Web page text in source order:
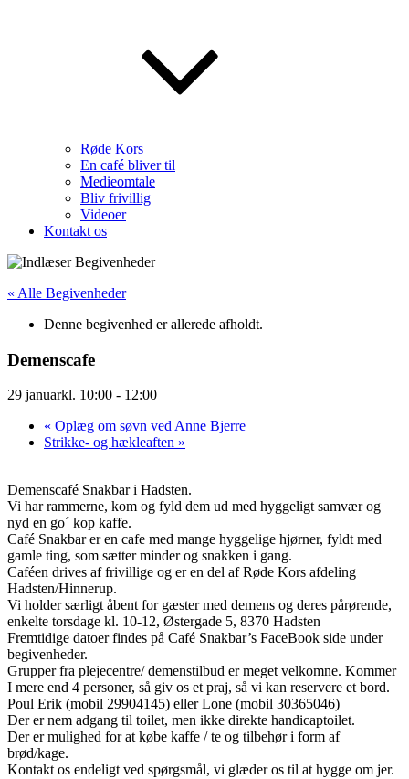
Røde Kors
En café bliver til
Medieomtale
Bliv frivillig
Videoer
Kontakt os
« Alle Begivenheder
Denne begivenhed er allerede afholdt.
Demenscafe
29 januarkl. 10:00 - 12:00
« Oplæg om søvn ved Anne Bjerre
Strikke- og hækleaften »
Demenscafé Snakbar i Hadsten.
Vi har rammerne, kom og fyld dem ud med hyggeligt samvær og
nyd en go´ kop kaffe.
Café Snakbar er en cafe med mange hyggelige hjørner, fyldt med
gamle ting, som sætter minder og snakken i gang.
Caféen drives af frivillige og er en del af Røde Kors afdeling
Hadsten/Hinnerup.
Vi holder særligt åbent for gæster med demens og deres pårørende,
enkelte torsdage kl. 10-12, Østergade 5, 8370 Hadsten
Fremtidige datoer findes på Café Snakbar’s FaceBook side under
begivenheder.
Grupper fra plejecentre/ demenstilbud er meget velkomne. Kommer
I mere end 4 personer, så giv os et praj, så vi kan reservere et bord.
Poul Erik (mobil 29904145) eller Lone (mobil 30365046)
Der er nem adgang til toilet, men ikke direkte handicaptoilet.
Der er mulighed for at købe kaffe / te og tilbehør i form af
brød/kage.
Kontakt os endeligt ved spørgsmål, vi glæder os til at hygge om jer.